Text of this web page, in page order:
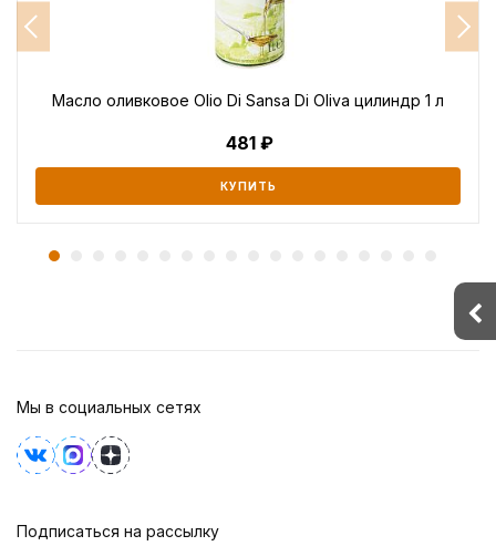
Масло оливковое Olio Di Sansa Di Oliva цилиндр 1 л
481
КУПИТЬ
Мы в социальных сетях
Подписаться на рассылку